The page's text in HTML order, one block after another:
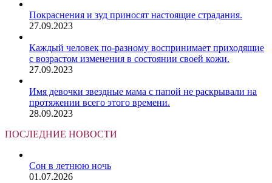
Покраснения и зуд приносят настоящие страдания.
27.09.2023
Каждый человек по-разному воспринимает приходящие
с возрастом изменения в состоянии своей кожи.
27.09.2023
Имя девочки звездные мама с папой не раскрывали на
протяжении всего этого времени.
28.09.2023
ПОСЛЕДНИЕ НОВОСТИ
Сон в летнюю ночь
01.07.2026